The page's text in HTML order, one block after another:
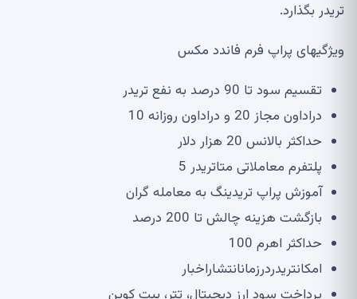
تریدر بگذارد.
ویژگیهای پراپ فرم فاندد مکس
تقسیم سود تا
درصد به نفع تریدر
دراداون مجاز
و دراداون روزانه
حداکثر بالانس
هزار دلار
پلتفرم معاملاتی متاتریدر
آموزش پراپ تریدینگ به معامله گران
بازگشت هزینه چالش تا
درصد
حداکثر اهرم
امکانتریدردرزمانانتشاراخبار